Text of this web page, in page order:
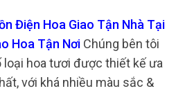
Điện Hoa Giao Tận Nhà Tại
Hoa Tận Nơi Chúng bên tôi
hoa tươi được thiết kế ưa
với khá nhiều màu sắc &